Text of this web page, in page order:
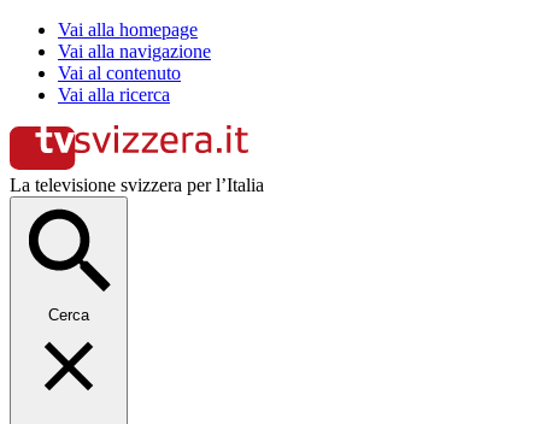
Vai alla homepage
Vai alla navigazione
Vai al contenuto
Vai alla ricerca
La televisione svizzera per l’Italia
Cerca